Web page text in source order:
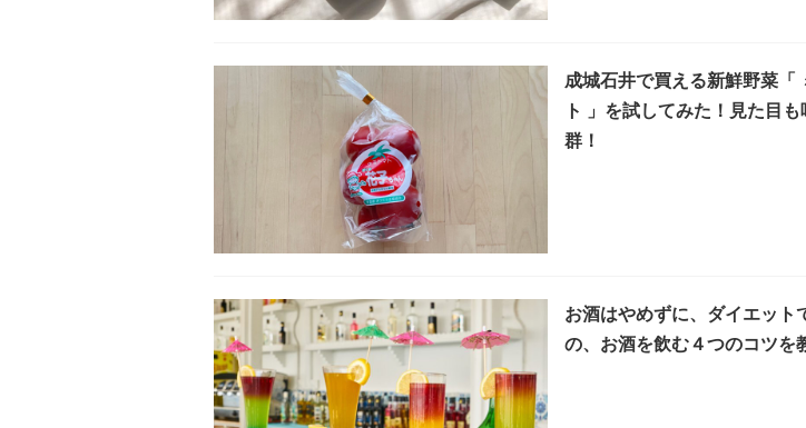
成城石井で買える新鮮野菜「
ト 」を試してみた！見た目
群！
お酒はやめずに、ダイエット
の、お酒を飲む４つのコツを